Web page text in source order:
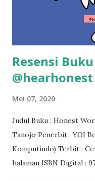
Resensi
Mei 07, 2020
Judul Buku : Honest
Tanojo Penerbit : YOI
Komputindo) Terbit :
halaman ISBN Digital :